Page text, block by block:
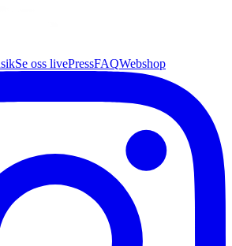
Se oss livePressFAQWebshop